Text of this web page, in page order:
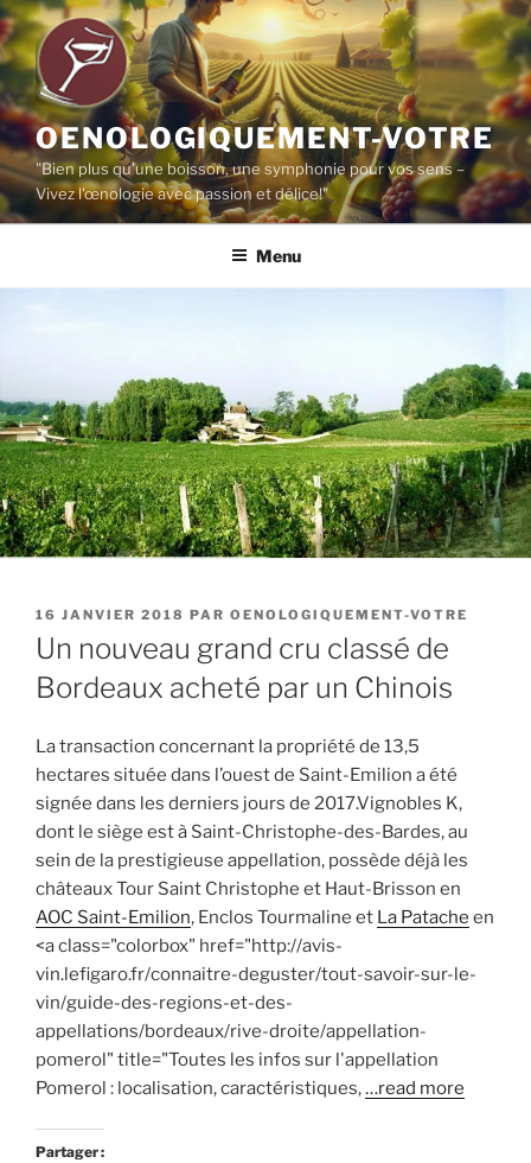
Aller
au
contenu
principal
OENOLOGIQUEMENT-VOTRE
"Bien plus qu'une boisson, une symphonie pour vos sens –
Vivez l'œnologie avec passion et délice!"
Menu
PUBLIÉ
LE
16 JANVIER 2018 PAR OENOLOGIQUEMENT-VOTRE
Un nouveau grand cru classé de
Bordeaux acheté par un Chinois
La transaction concernant la propriété de 13,5
hectares située dans l’ouest de Saint-Emilion a été
signée dans les derniers jours de 2017.Vignobles K,
dont le siège est à Saint-Christophe-des-Bardes, au
sein de la prestigieuse appellation, possède déjà les
châteaux Tour Saint Christophe et Haut-Brisson en
AOC Saint-Emilion, Enclos Tourmaline et La Patache en
<a class="colorbox" href="http://avis-
vin.lefigaro.fr/connaitre-deguster/tout-savoir-sur-le-
vin/guide-des-regions-et-des-
appellations/bordeaux/rive-droite/appellation-
pomerol" title="Toutes les infos sur l'appellation
Pomerol : localisation, caractéristiques,…read more
Partager :